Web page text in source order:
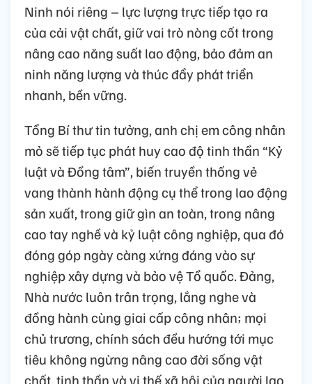
Ninh nói riêng – lực lượng trực tiếp tạo ra
của cải vật chất, giữ vai trò nòng cốt trong
nâng cao năng suất lao động, bảo đảm an
ninh năng lượng và thúc đẩy phát triển
nhanh, bền vững.
Tổng Bí thư tin tưởng, anh chị em công nhân
mỏ sẽ tiếp tục phát huy cao độ tinh thần “Kỷ
luật và Đồng tâm”, biến truyền thống vẻ
vang thành hành động cụ thể trong lao động
sản xuất, trong giữ gìn an toàn, trong nâng
cao tay nghề và kỷ luật công nghiệp, qua đó
đóng góp ngày càng xứng đáng vào sự
nghiệp xây dựng và bảo vệ Tổ quốc. Đảng,
Nhà nước luôn trân trọng, lắng nghe và
đồng hành cùng giai cấp công nhân; mọi
chủ trương, chính sách đều hướng tới mục
tiêu không ngừng nâng cao đời sống vật
chất, tinh thần và vị thế xã hội của người lao